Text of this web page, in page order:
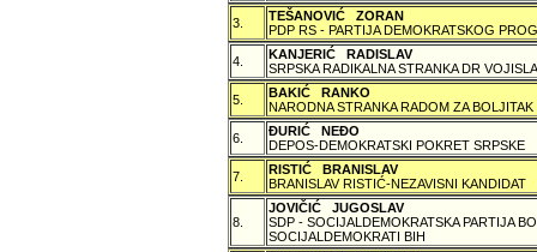
3.
TEŠANOVIĆ ZORAN
PDP RS - PARTIJA DEMOKRATSKOG
4.
KANJERIĆ RADISLAV
SRPSKA RADIKALNA STRANKA DR
5.
BAKIĆ RANKO
NARODNA STRANKA RADOM ZA BOLJITAK
6.
ÐURIĆ NEÐO
DEPOS-DEMOKRATSKI POKRET SRPSKE
7.
RISTIĆ BRANISLAV
BRANISLAV RISTIĆ-NEZAVISNI KANDIDAT
8.
JOVIČIĆ JUGOSLAV
SDP - SOCIJALDEMOKRATSKA PARTIJA
SOCIJALDEMOKRATI BIH